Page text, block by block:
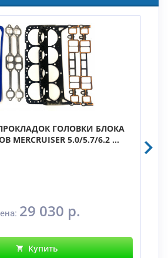
ГОЛОВКИ БЛОКА
5.0/5.7/6.2 ...
29 030 р.
Купить